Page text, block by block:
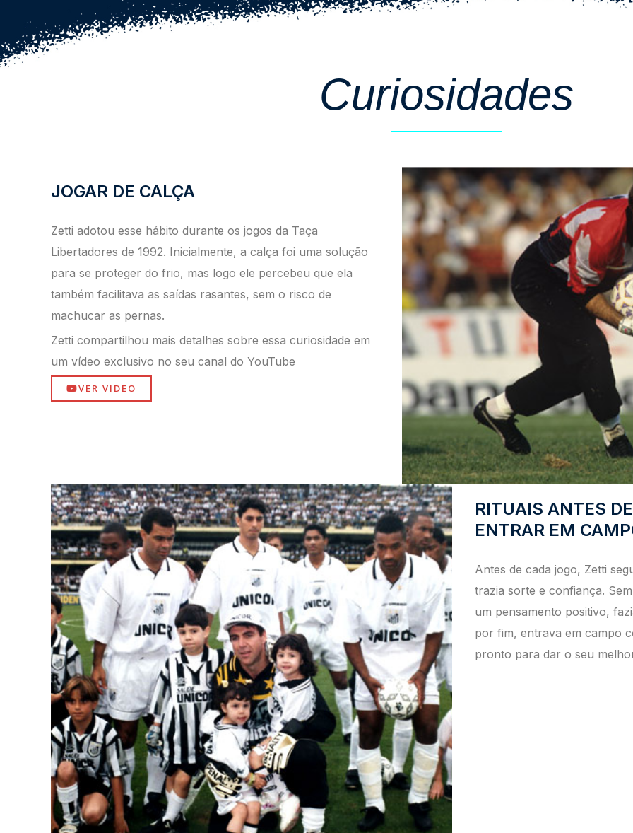
Curiosidades
JOGAR DE CALÇA
Zetti adotou esse hábito durante os jogos da Taça
Libertadores de 1992. Inicialmente, a calça foi uma solução
para se proteger do frio, mas logo ele percebeu que ela
também facilitava as saídas rasantes, sem o risco de
machucar as pernas.
Zetti compartilhou mais detalhes sobre essa curiosidade em
um vídeo exclusivo no seu canal do YouTube
VER VIDEO
RITUAIS ANTES DE
ENTRAR EM
Antes de cada jogo, Zetti
trazia sorte e confiança.
um pensamento positivo,
por fim, entrava em campo
pronto para dar o seu